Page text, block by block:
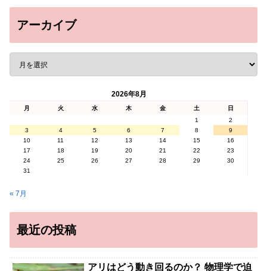
アーカイブ
2026年8月
月 火 水 木 金 土
日
1
2
3
4 5 6 7 8
9
10
11 12 13 14 15
16
17
18 19 20 21 22
23
24
25 26 27 28 29
30
31
« 7月
最近の投稿
アリはどう動き回るのか？ 物理学で迫